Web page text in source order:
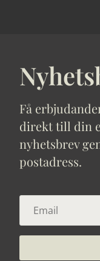
Få
direkt till din
nyhetsbrev
postadress.